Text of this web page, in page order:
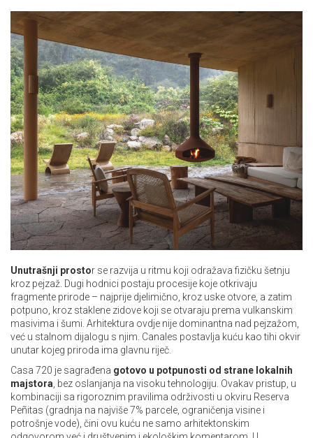
Unutrašnji prostor se razvija u ritmu koji odražava fizičku šetnju
kroz pejzaž. Dugi hodnici postaju procesije koje otkrivaju
fragmente prirode – najprije djelimično, kroz uske otvore, a zatim
potpuno, kroz staklene zidove koji se otvaraju prema vulkanskim
masivima i šumi. Arhitektura ovdje nije dominantna nad pejzažom,
već u stalnom dijalogu s njim. Canales postavlja kuću kao tihi okvir
unutar kojeg priroda ima glavnu riječ.
Casa 720 je sagrađena gotovo u potpunosti od strane lokalnih
majstora, bez oslanjanja na visoku tehnologiju. Ovakav pristup, u
kombinaciji sa rigoroznim pravilima održivosti u okviru Reserva
Peñitas (gradnja na najviše 7% parcele, ograničenja visine i
potrošnje vode), čini ovu kuću ne samo arhitektonskim